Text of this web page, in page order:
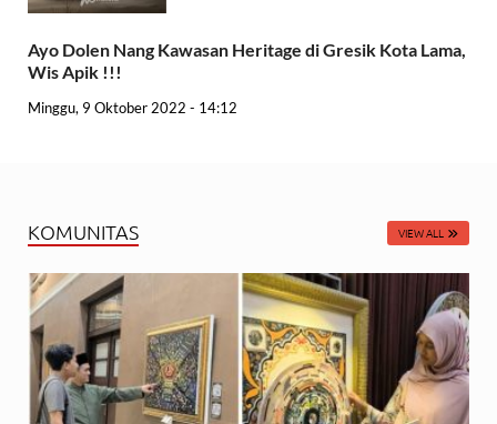
Ayo Dolen Nang Kawasan Heritage di Gresik Kota Lama,
Wis Apik !!!
Minggu, 9 Oktober 2022 - 14:12
KOMUNITAS VIEW ALL